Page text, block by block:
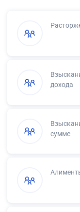
дохода
сумме